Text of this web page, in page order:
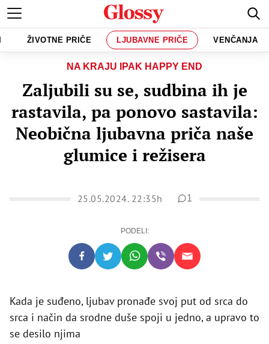
ŽIVOTNE PRIČE LJUBAVNE PRIČE VENČANJA
NA KRAJU IPAK HAPPY END
Zaljubili su se, sudbina ih je
rastavila, pa ponovo sastavila:
Neobična ljubavna priča naše
glumice i režisera
25.05.2024. 22:35h 1
PODELI:
Kada je suđeno, ljubav pronađe svoj put od srca do
srca i način da srodne duše spoji u jedno, a upravo to
se desilo njima